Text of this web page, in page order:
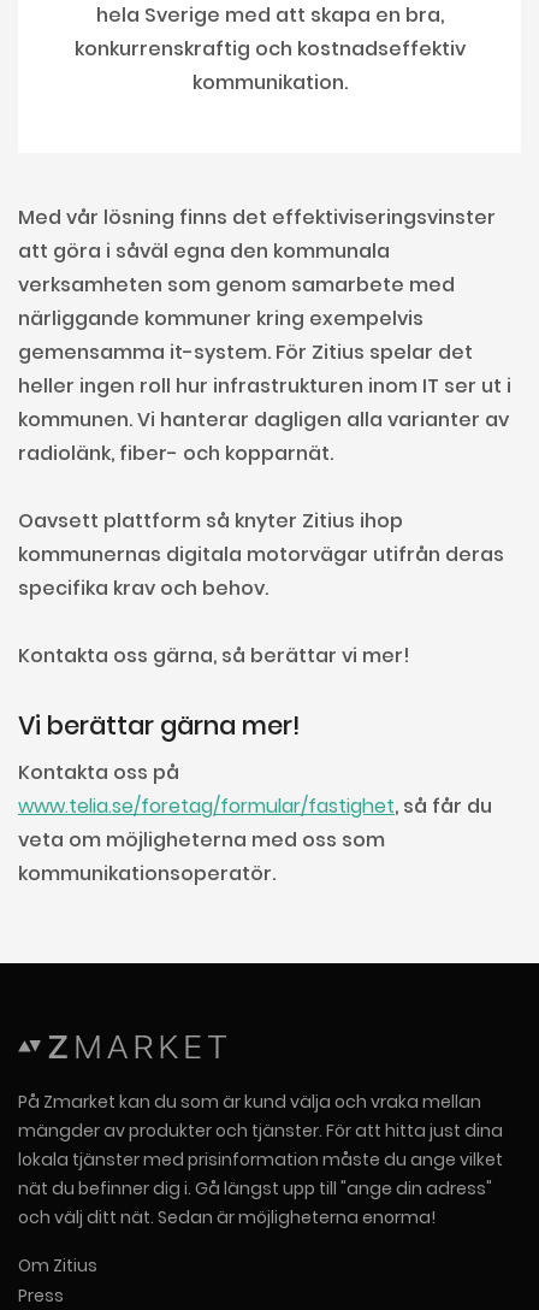
hela Sverige med att skapa en bra,
konkurrenskraftig och kostnadseffektiv
kommunikation.
Med vår lösning finns det effektiviseringsvinster
att göra i såväl egna den kommunala
verksamheten som genom samarbete med
närliggande kommuner kring exempelvis
gemensamma it-system. För Zitius spelar det
heller ingen roll hur infrastrukturen inom IT ser ut i
kommunen. Vi hanterar dagligen alla varianter av
radiolänk, fiber- och kopparnät.
Oavsett plattform så knyter Zitius ihop
kommunernas digitala motorvägar utifrån deras
specifika krav och behov.
Kontakta oss gärna, så berättar vi mer!
Vi berättar gärna mer!
Kontakta oss på
www.telia.se/foretag/formular/fastighet, så får du
veta om möjligheterna med oss som
kommunikationsoperatör.
På Zmarket kan du som är kund välja och vraka mellan
mängder av produkter och tjänster. För att hitta just dina
lokala tjänster med prisinformation måste du ange vilket
nät du befinner dig i. Gå längst upp till "ange din adress"
och välj ditt nät. Sedan är möjligheterna enorma!
Om Zitius
Press